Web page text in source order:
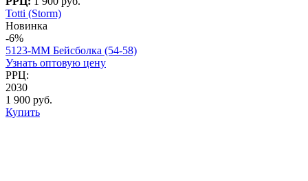
Totti (Storm)
Новинка
-6%
5123-MM Бейсболка (54-58)
Узнать оптовую цену
РРЦ:
2030
1 900 руб.
Купить